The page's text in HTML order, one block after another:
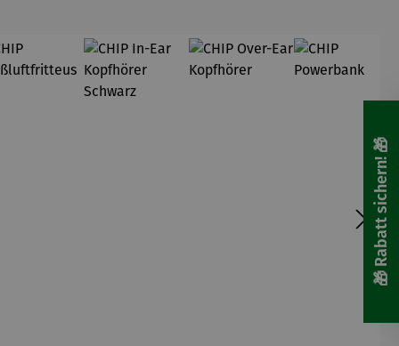
🎁 Rabatt sichern! 🎁